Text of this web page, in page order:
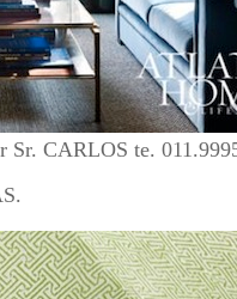
Sr. CARLOS te.